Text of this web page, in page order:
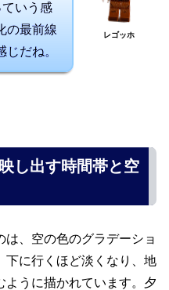
ていう感
の最前線
だね。
レゴッホ
し出す時間帯と空
は、空の色のグラデーショ
下に行くほど淡くなり、地
ように描かれています。夕